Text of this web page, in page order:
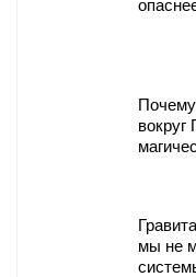
вокруг
мы не